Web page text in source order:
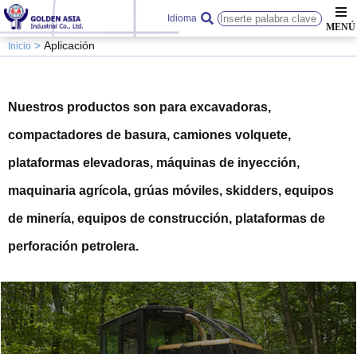
Idioma
Inicio Aplicación
Nuestros productos son para excavadoras,
compactadores de basura, camiones volquete,
plataformas elevadoras, máquinas de inyección,
maquinaria agrícola, grúas móviles, skidders, equipos
de minería, equipos de construcción, plataformas de
perforación petrolera.